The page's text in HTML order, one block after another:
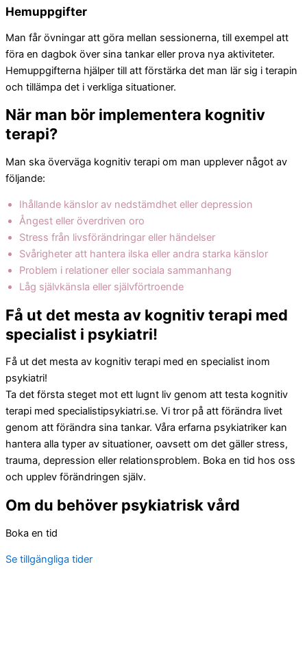
Hemuppgifter
Man får övningar att göra mellan sessionerna, till exempel att
föra en dagbok över sina tankar eller prova nya aktiviteter.
Hemuppgifterna hjälper till att förstärka det man lär sig i terapin
och tillämpa det i verkliga situationer.
När man bör implementera kognitiv
terapi?
Man ska överväga kognitiv terapi om man upplever något av
följande:
Ihållande känslor av nedstämdhet eller depression
Ångest eller överdriven oro
Stress från livsförändringar eller händelser
Svårigheter att hantera ilska eller andra starka känslor
Problem i relationer eller sociala sammanhang
Låg självkänsla eller självförtroende
Få ut det mesta av kognitiv terapi med
specialist i psykiatri!
Få ut det mesta av kognitiv terapi med en specialist inom
psykiatri!
Ta det första steget mot ett lugnt liv genom att testa kognitiv
terapi med specialistipsykiatri.se. Vi tror på att förändra livet
genom att förändra sina tankar. Våra erfarna psykiatriker kan
hantera alla typer av situationer, oavsett om det gäller stress,
trauma, depression eller relationsproblem. Boka en tid hos oss
och upplev förändringen själv.
Om du behöver psykiatrisk vård
Boka en tid
Se tillgängliga tider